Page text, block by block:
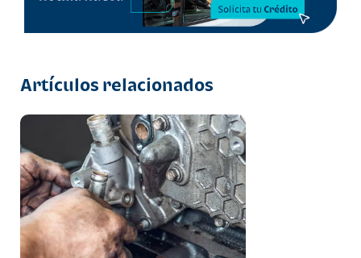
Artículos relacionados